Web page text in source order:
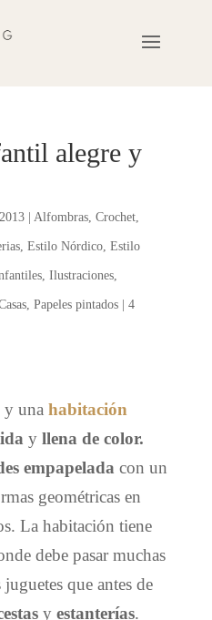
alegre y
| Alfombras, Crochet,
, Estilo Nórdico, Estilo
, Ilustraciones,
, Papeles pintados| 4
y una habitación
y llena de color.
empapelada con un
geométricas en
La habitación tiene
debe pasar muchas
que antes de
yestanterías.